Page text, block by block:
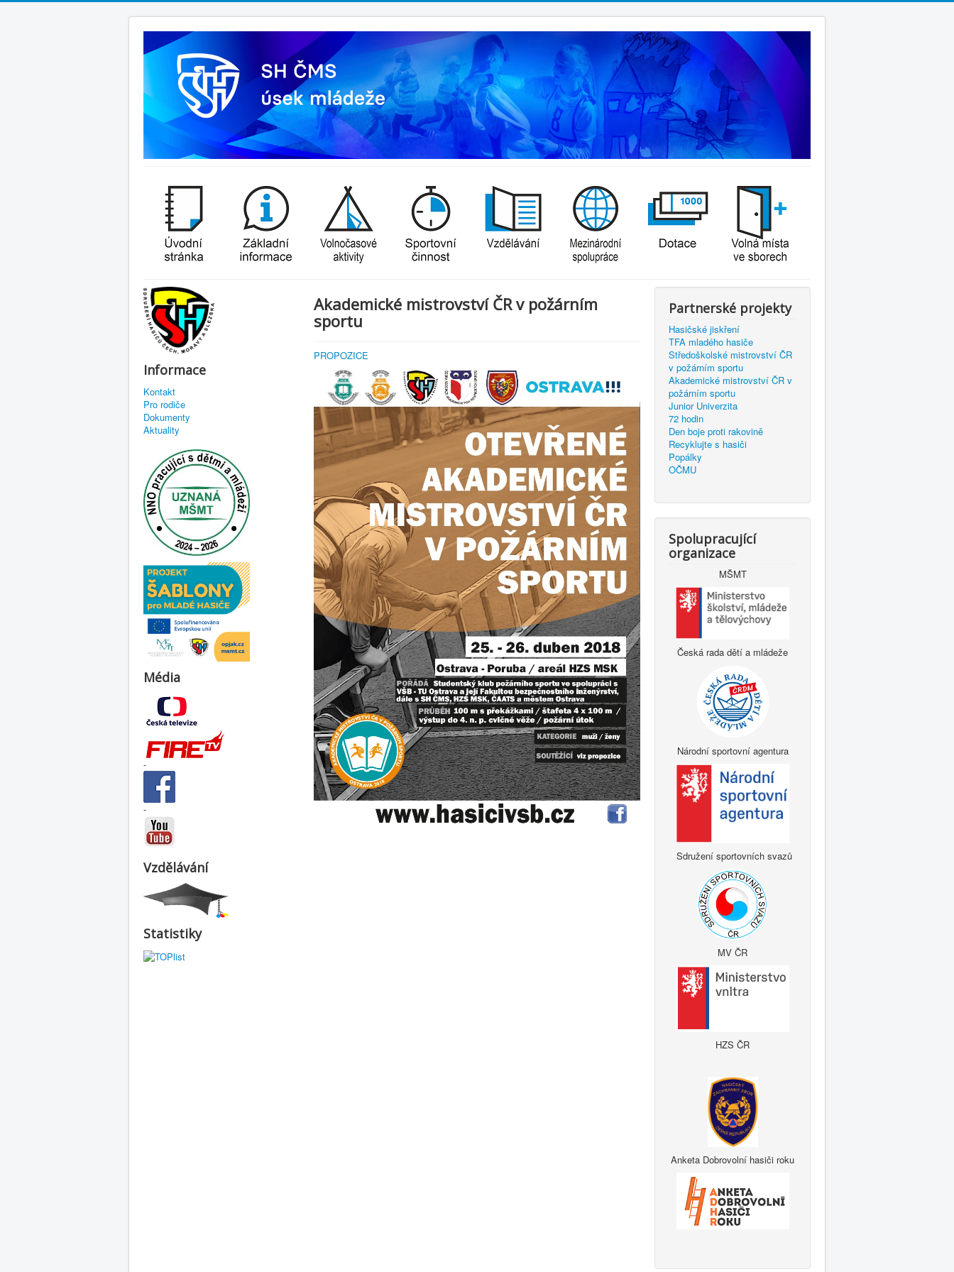
Informace
Kontakt
Pro rodiče
Dokumenty
Aktuality
Média
-
-
Vzdělávání
Statistiky
Akademické mistrovství ČR v požárním
sportu
PROPOZICE
Partnerské projekty
Hasičské jiskření
TFA mladého hasiče
Středoškolské mistrovství ČR
v požárním sportu
Akademické mistrovství ČR v
požárním sportu
Junior Univerzita
72 hodin
Den boje proti rakovině
Recyklujte s hasiči
Popálky
OČMU
Spolupracující
organizace
MŠMT
Česká rada dětí a mládeže
Národní sportovní agentura
Sdružení sportovních svazů
MV ČR
HZS ČR
Anketa Dobrovolní hasiči roku